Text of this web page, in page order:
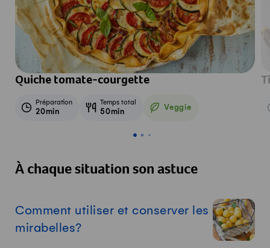
Quiche tomate-courgette
Préparation
20min
Temps total
50min Veggie
Veggie
À chaque situation son astuce
Comment utiliser et conserver les
mirabelles?